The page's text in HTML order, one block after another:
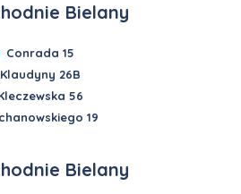
Bielany
Conrada 15
Klaudyny 26B
56
19
Bielany